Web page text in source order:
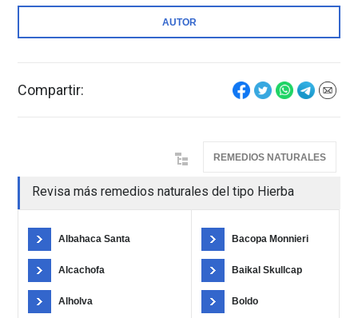
AUTOR
Compartir:
REMEDIOS NATURALES
Revisa más remedios naturales del tipo Hierba
Albahaca Santa
Alcachofa
Alholva
Bacopa Monnieri
Baikal Skullcap
Boldo